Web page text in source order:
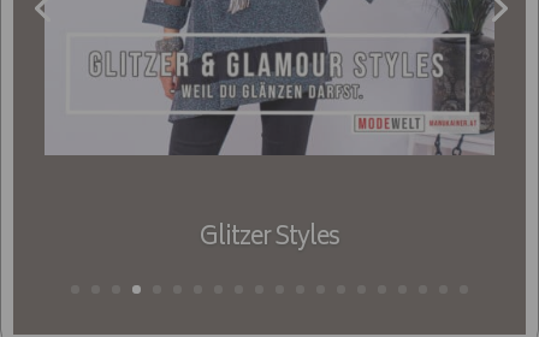
Glitzer Styles